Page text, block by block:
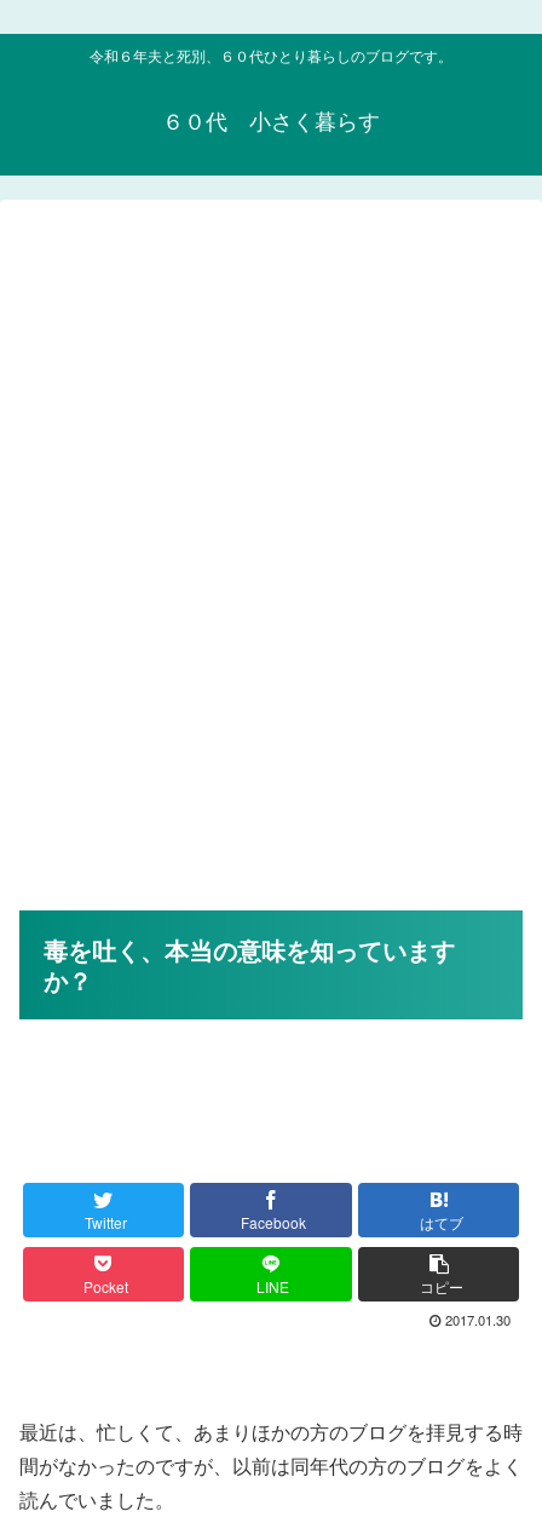
令和６年夫と死別、６０代ひとり暮らしのブログです。
６０代 小さく暮らす
毒を吐く、本当の意味を知っています
か？
Twitter Facebook はてブ
Pocket LINE コピー
2017.01.30
最近は、忙しくて、あまりほかの方のブログを拝見する時
間がなかったのですが、以前は同年代の方のブログをよく
読んでいました。